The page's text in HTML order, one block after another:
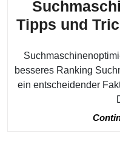
Tipps und
besseres Ranking
ein entscheidender